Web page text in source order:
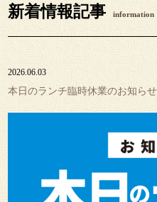
新着情報記事 information
2026.06.03
本日のランチ臨時休業のお知らせ